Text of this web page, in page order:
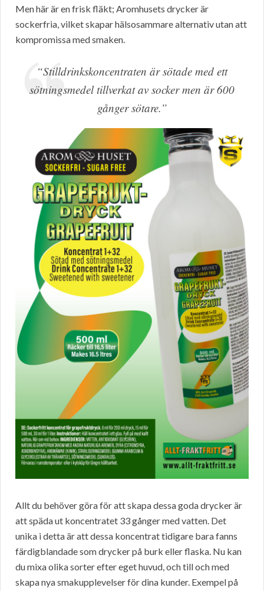
Men här är en frisk fläkt; Aromhusets drycker är
sockerfria, vilket skapar hälsosammare alternativ utan att
kompromissa med smaken.
“Stilldrinkskoncentraten är sötade med ett
sötningsmedel tillverkat av socker men är 600
gånger sötare.”
Allt du behöver göra för att skapa dessa goda drycker är
att späda ut koncentratet 33 gånger med vatten. Det
unika i detta är att dessa koncentrat tidigare bara fanns
färdigblandade som drycker på burk eller flaska. Nu kan
du mixa olika sorter efter eget huvud, och till och med
skapa nya smakupplevelser för dina kunder. Exempel på